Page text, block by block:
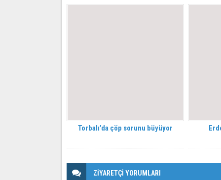
Torbalı’da çöp sorunu büyüyor
ZİYARETÇİ YORUMLARI